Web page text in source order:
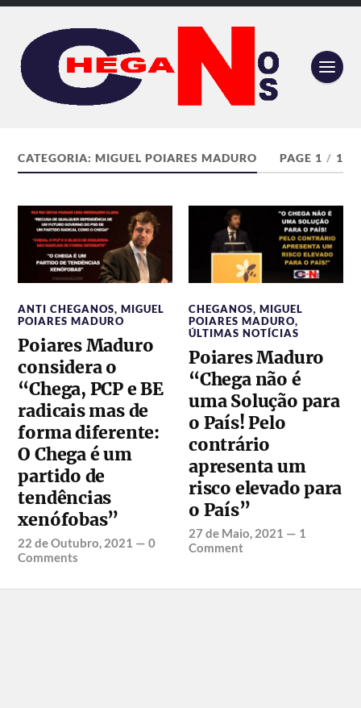
CATEGORIA:MIGUEL POIARES MADURO PAGE 1 / 1
ANTI CHEGANOS,MIGUEL
POIARES MADURO
Poiares Maduro
considera o
“Chega, PCP e BE
radicais mas de
forma diferente:
O Chega é um
partido de
tendências
xenófobas”
22 de Outubro, 2021 —0
Comments
CHEGANOS,MIGUEL
POIARES MADURO,
ÚLTIMAS NOTÍCIAS
Poiares Maduro
“Chega não é
uma Solução para
o País! Pelo
contrário
apresenta um
risco elevado para
o País”
27 de Maio, 2021 — 1
Comment